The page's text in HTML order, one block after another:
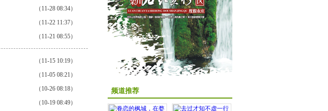
（11-28 08:34）
（11-22 11:37）
（11-21 08:55）
（11-15 10:19）
（11-05 08:21）
（10-26 08:18）
（10-19 08:49）
频道推荐